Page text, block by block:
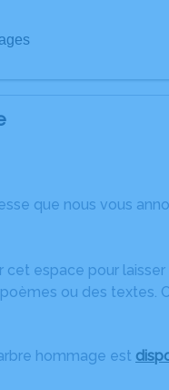
que nous vous
cet espace pour
ou des textes.
hommage est